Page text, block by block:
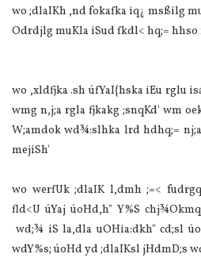
wo ;dlaIKh ,nd fokafka iq¿ msßilg
Odrdjlg muKla iSud fkdl< hq;= hhso
wo ,xldfjka .sh úfYaI{hska iEu rglu
wmg n,j;a rgla fjkakg ;snqKd' wm
W;amdok wd¾:slhka lrd hdhq;=
mejiSh'
wo werfUk ;dlaIK l,dmh ;=<
fld<U úYaj úoHd,h" Y%S
wd;¾ iS la,dla uOHia:dkh" cd;sl
wdY%s; úoHd yd ;dlaIKsl jHdmD;s